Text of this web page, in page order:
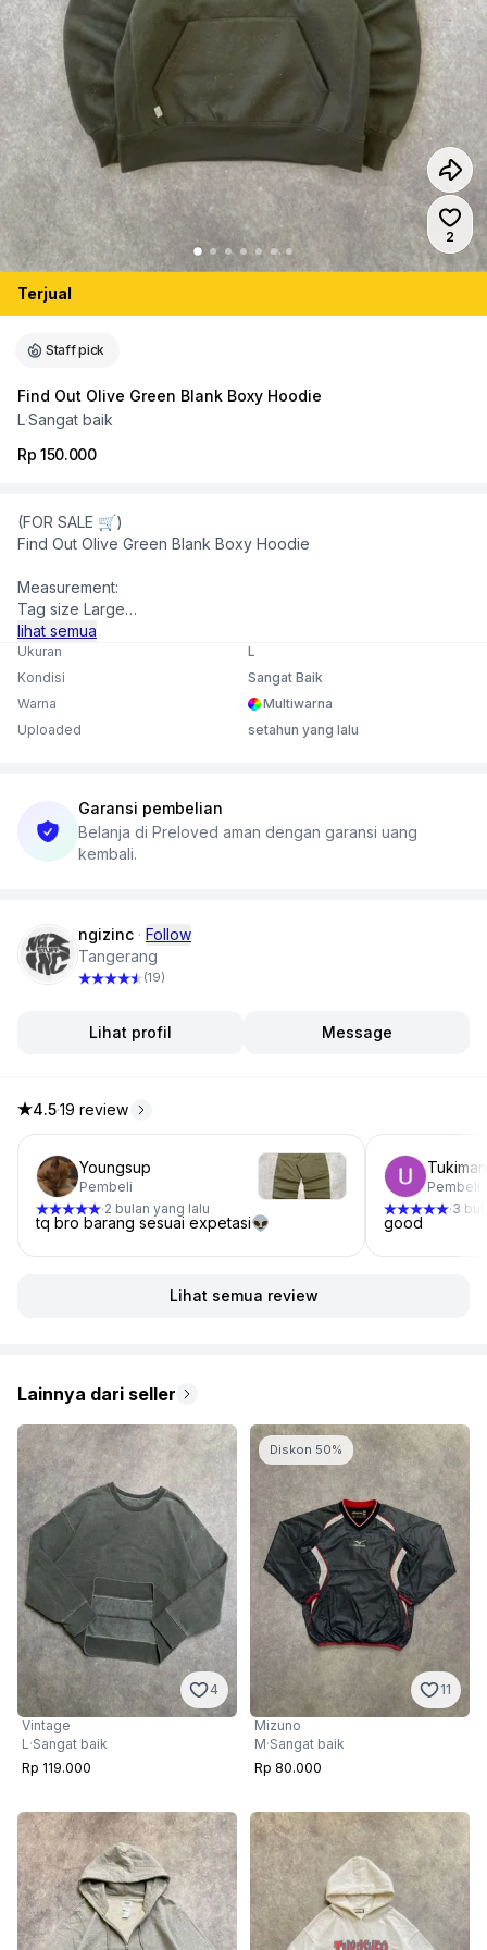
2
Terjual
Lainnya dari seller
4
Vintage
L ·Sangat baik
Rp 119.000
Diskon 50%
11
Mizuno
M·Sangat baik
Rp 80.000
Staff pick
Find Out Olive Green Blank Boxy Hoodie
L·Sangat baik
Rp 150.000
(FOR SALE 🛒)
Find Out Olive Green Blank Boxy Hoodie
Measurement:
Tag size Large
Length 67 cm
Pit to pit 120 cm
Sleeve length 61 cm
Good condition, worth it to buy!
Happy shopping & Be a smart buyer💌
lihat semua
Ukuran
L
Kondisi
Sangat Baik
Warna
Multiwarna
Uploaded
setahun yang lalu
Garansi pembelian
Belanja di Preloved aman dengan garansi uang
kembali.
ngizinc · Follow
Tangerang
(19)
Lihat profil Message
4.5 dari 5 bintang, dari 19 ulasan
4.5·19 review
Youngsup
Pembeli
·2 bulan yang lalu
tq bro barang sesuai expetasi👽
Tukiman
Pembeli
·3
good
Lihat semua review